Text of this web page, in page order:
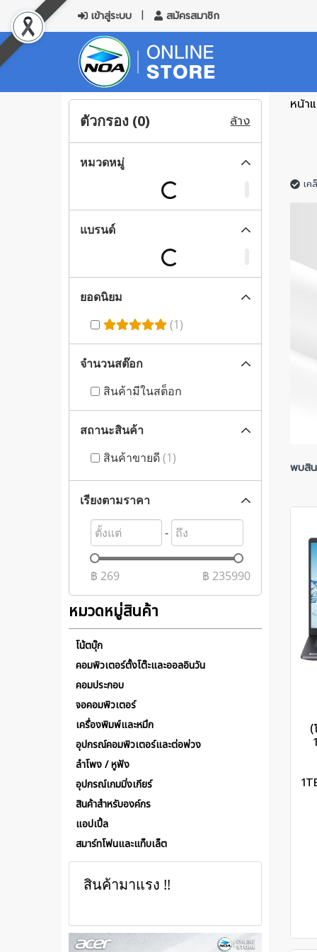
เข้าสู่ระบบ สมัครสมาชิก
หน้า
เค
พบสิ
ตัวกรอง (0) ล้าง
หมวดหมู่
แบรนด์
ยอดนิยม
(1)
จำนวนสต๊อก
สินค้ามีในสต็อก
สถานะสินค้า
สินค้าขายดี(1)
เรียงตามราคา
-
฿ 269 ฿ 235990
หมวดหมู่สินค้า
โน้ตบุ๊ก
คอมพิวเตอร์ตั้งโต๊ะและออลอินวัน
คอมประกอบ
จอคอมพิวเตอร์
เครื่องพิมพ์และหมึก
อุปกรณ์คอมพิวเตอร์และต่อพ่วง
ลำโพง / หูฟัง
อุปกรณ์เกมมิ่งเกียร์
สินค้าสำหรับองค์กร
แอปเปิ้ล
สมาร์ทโฟนและแท็บเล็ต
สินค้ามาแรง !!